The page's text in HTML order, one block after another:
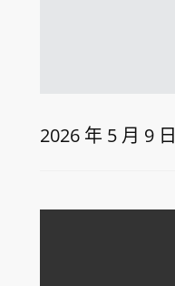
2026 年 5 月 9 日